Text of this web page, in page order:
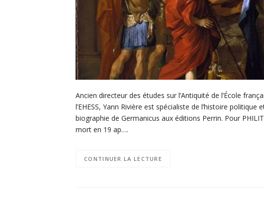
Ancien directeur des études sur l’Antiquité de l’École
l’EHESS, Yann Rivière est spécialiste de l’histoire
biographie de Germanicus aux éditions Perrin. Pour
mort en 19 ap….
CONTINUER LA LECTURE